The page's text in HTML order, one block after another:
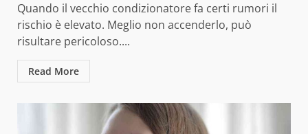
Quando il vecchio condizionatore fa certi rumori il
rischio è elevato. Meglio non accenderlo, può
risultare pericoloso....
Read More